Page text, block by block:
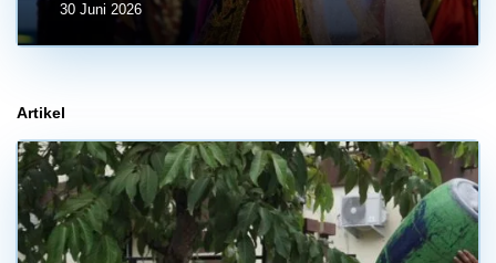
30 Juni 2026
Artikel